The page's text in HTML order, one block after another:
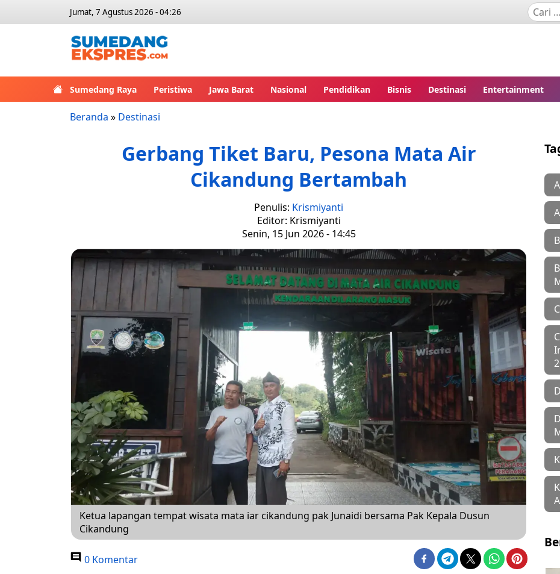
Jumat, 7 Agustus 2026 - 04:26
Sumedang Raya Peristiwa Jawa Barat Nasional Pendidikan Bisnis Destinasi Entertainment
Beranda » Destinasi
Gerbang Tiket Baru, Pesona Mata Air
Cikandung Bertambah
Penulis: Krismiyanti
Editor: Krismiyanti
Senin, 15 Jun 2026 - 14:45
Ketua lapangan tempat wisata mata iar cikandung pak Junaidi bersama Pak Kepala Dusun
Cikandung
0 Komentar